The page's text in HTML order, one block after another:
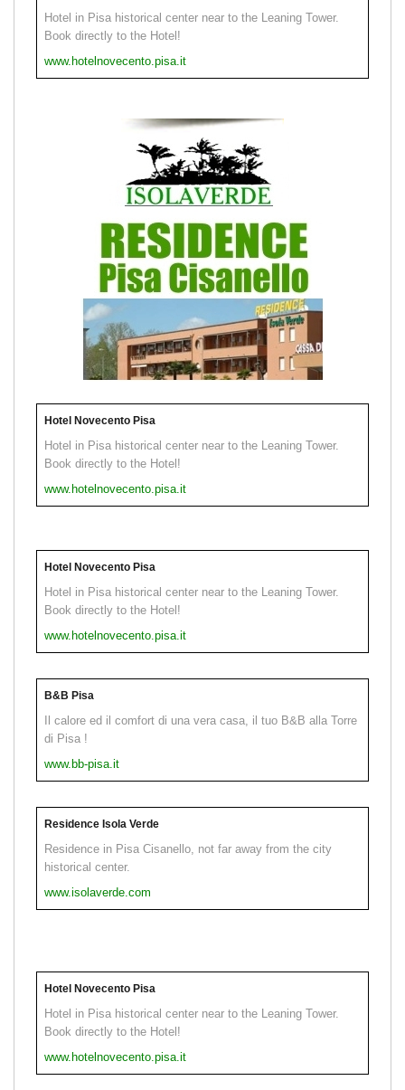
Hotel in Pisa historical center near to the Leaning Tower.
Book directly to the Hotel!
www.hotelnovecento.pisa.it
Hotel Novecento Pisa
Hotel in Pisa historical center near to the Leaning Tower.
Book directly to the Hotel!
www.hotelnovecento.pisa.it
Hotel Novecento Pisa
Hotel in Pisa historical center near to the Leaning Tower.
Book directly to the Hotel!
www.hotelnovecento.pisa.it
B&B Pisa
Il calore ed il comfort di una vera casa, il tuo B&B alla Torre
di Pisa !
www.bb-pisa.it
Residence Isola Verde
Residence in Pisa Cisanello, not far away from the city
historical center.
www.isolaverde.com
Hotel Novecento Pisa
Hotel in Pisa historical center near to the Leaning Tower.
Book directly to the Hotel!
www.hotelnovecento.pisa.it